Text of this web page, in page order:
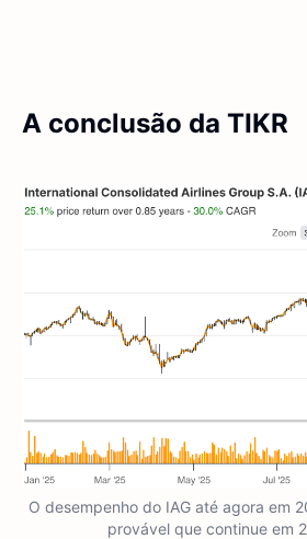
A conclusão da TIKR
O desempenho do IAG até agora em
provável que continue em